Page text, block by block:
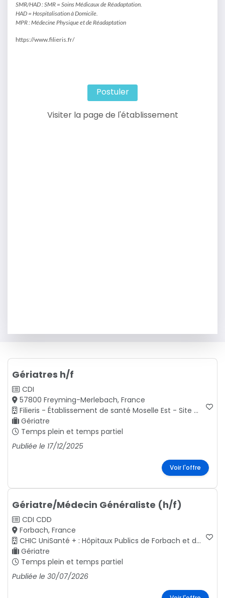
Gériatres h/f
CDI
57800 Freyming-Merlebach, France
Filieris - Établissement de santé Moselle Est - Site de Freyming-Merlebach - SMR - HAD
Gériatre
Temps plein et temps partiel
Publiée le 17/12/2025
Voir l'offre
Gériatre/Médecin Généraliste (h/f)
CDI CDD
Forbach, France
CHIC UniSanté + : Hôpitaux Publics de Forbach et de Saint-Avold
Gériatre
Temps plein et temps partiel
Publiée le 30/07/2026
SMR/HAD : SMR = Soins Médicaux de Réadaptation.
HAD = Hospitalisation à Domicile.
MPR : Médecine Physique et de Réadaptation
https://www.filieris.fr/
Postuler
Visiter la page de l'établissement